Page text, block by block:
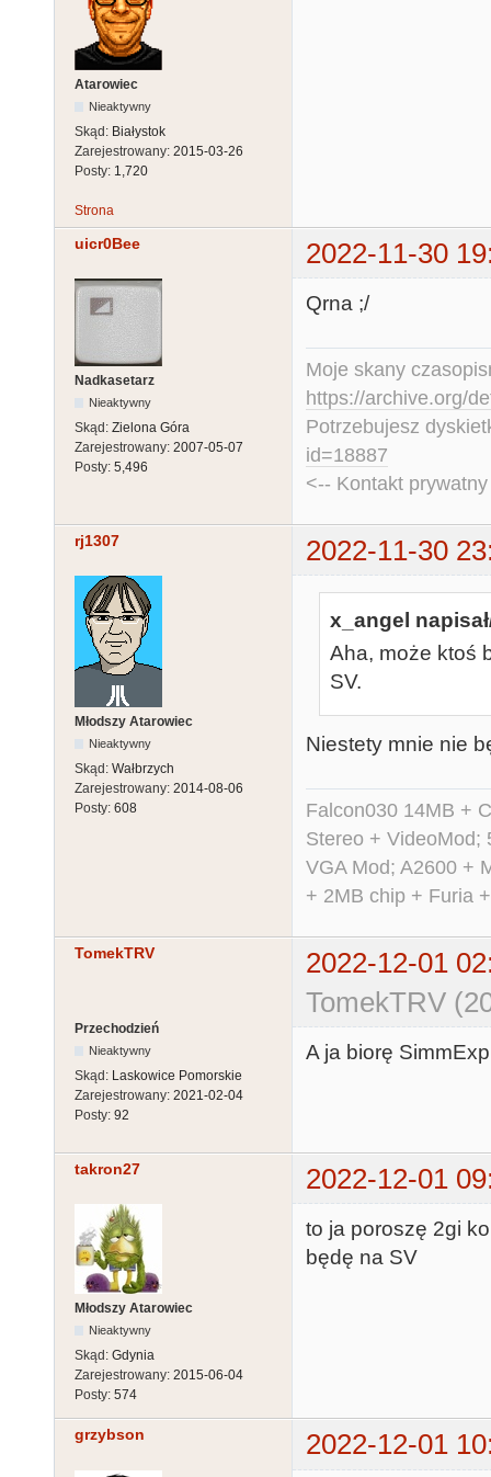
Atarowiec
Nieaktywny
Skąd: Białystok
Zarejestrowany: 2015-03-26
Posty: 1,720
Strona
uicr0Bee 2022-11-30
Nadkasetarz
Nieaktywny
Skąd: Zielona Góra
Zarejestrowany: 2007-05-07
Posty: 5,496
Qrna ;/
Moje skany
https://archive.org/
Potrzebujesz
id=18887
<-- Kontakt
rj1307 2022-11-30
Młodszy Atarowiec
Nieaktywny
Skąd: Wałbrzych
Zarejestrowany: 2014-08-06
Posty: 608
x_angel
Aha, może ktoś
SV.
Niestety mnie nie
Falcon030 14MB +
Stereo + VideoMod;
VGA Mod; A2600 +
+ 2MB chip + Furia
TomekTRV
2022-12-01
TomekTRV
Przechodzień
Nieaktywny
Skąd: Laskowice Pomorskie
Zarejestrowany: 2021-02-04
Posty: 92
A ja biorę
takron27 2022-12-01
Młodszy Atarowiec
Nieaktywny
Skąd: Gdynia
Zarejestrowany: 2015-06-04
Posty: 574
to ja poroszę 2gi
będę na SV
grzybson 2022-12-01